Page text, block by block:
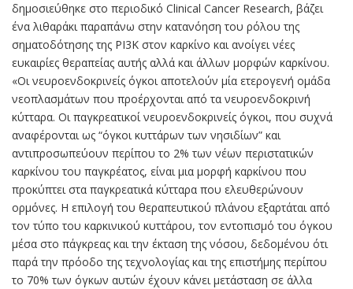
δημοσιεύθηκε στο περιοδικό Clinical Cancer Research, βάζει
ένα λιθαράκι παραπάνω στην κατανόηση του ρόλου της
σηματοδότησης της ΡΙ3Κ στον καρκίνο και ανοίγει νέες
ευκαιρίες θεραπείας αυτής αλλά και άλλων μορφών καρκίνου.
«Οι νευροενδοκρινείς όγκοι αποτελούν μία ετερογενή ομάδα
νεοπλασμάτων που προέρχονται από τα νευροενδοκρινή
κύτταρα. Οι παγκρεατικοί νευροενδοκρινείς όγκοι, που συχνά
αναφέρονται ως “όγκοι κυττάρων των νησιδίων” και
αντιπροσωπεύουν περίπου το 2% των νέων περιστατικών
καρκίνου του παγκρέατος, είναι μια μορφή καρκίνου που
προκύπτει στα παγκρεατικά κύτταρα που ελευθερώνουν
ορμόνες. Η επιλογή του θεραπευτικού πλάνου εξαρτάται από
τον τύπο του καρκινικού κυττάρου, τον εντοπισμό του όγκου
μέσα στο πάγκρεας και την έκταση της νόσου, δεδομένου ότι
παρά την πρόοδο της τεχνολογίας και της επιστήμης περίπου
το 70% των όγκων αυτών έχουν κάνει μετάσταση σε άλλα